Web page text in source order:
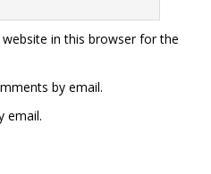
in this browser for the
by email.
email.